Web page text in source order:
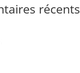
récents